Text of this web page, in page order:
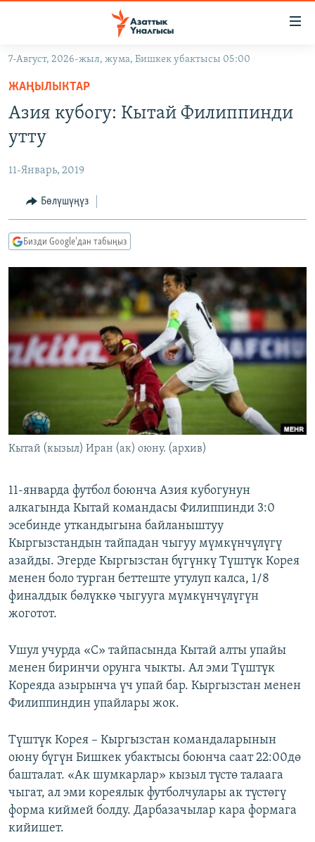
Навигацияга
өтүңүз
Издөөгө
салыңыз
КЫРГЫЗСТАН
КЫРГЫЗСТАН
ЭКОНОМИКА
МАДАНИЯТ
БОРБОР АЗИЯ
УКРАИНА
АТАЙЫН ИЛИКТӨӨ
ТВ ПРОГРАММАЛАР
ЭКСПЕРТТЕР ТАЛДАЙТ
БИЗ ЖАНА ДҮЙНӨ
ЭЖЕ-СИҢДИЛЕР
АЗАТТЫК+
ӨЗГӨЧӨ ПИКИР
Русский
ЭЕ/АРнун бардык сайттары
7-Август, 2026-жыл, жума, Бишкек убактысы 05:00
ЖАҢЫЛЫКТАР
Азия кубогу: Кытай Филиппинди
утту
11-Январь, 2019
Бөлүшүңүз
Бизди Google'дан табыңыз
Кытай (кызыл) Иран (ак) оюну. (архив)
11-январда футбол боюнча Азия кубогунун
алкагында Кытай командасы Филиппинди 3:0
эсебинде уткандыгына байланыштуу
Кыргызстандын тайпадан чыгуу мүмкүнчүлүгү
азайды. Эгерде Кыргызстан бүгүнкү Түштүк Корея
менен боло турган беттеште утулуп калса, 1/8
финалдык бөлүккө чыгууга мүмкүнчүлүгүн
жоготот.
Ушул учурда «С» тайпасында Кытай алты упайы
менен биринчи орунга чыкты. Ал эми Түштүк
Кореяда азырынча үч упай бар. Кыргызстан менен
Филиппиндин упайлары жок.
Түштүк Корея – Кыргызстан командаларынын
оюну бүгүн Бишкек убактысы боюнча саат 22:00дө
башталат. «Ак шумкарлар» кызыл түстө талаага
чыгат, ал эми кореялык футболчулары ак түстөгү
форма киймей болду. Дарбазачылар кара формага
кийишет.